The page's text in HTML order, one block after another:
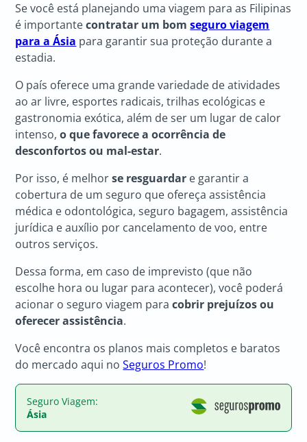
Se você está planejando uma viagem para as Filipinas
é importantecontratar um bomseguro viagem
para a Ásia para garantir sua proteção durante a
estadia.
O país oferece uma grande variedade de atividades
ao ar livre, esportes radicais, trilhas ecológicas e
gastronomia exótica, além de ser um lugar de calor
intenso,o que favorece a ocorrência de
desconfortos ou mal-estar.
Por isso, é melhorse resguardar e garantir a
cobertura de um seguro que ofereça assistência
médica e odontológica, seguro bagagem, assistência
jurídica e auxílio por cancelamento de voo, entre
outros serviços.
Dessa forma, em caso de imprevisto (que não
escolhe hora ou lugar para acontecer), você poderá
acionar o seguro viagem paracobrir prejuízos ou
oferecer assistência.
Você encontra os planos mais completos e baratos
do mercado aqui noSeguros Promo!
Seguro Viagem:
Ásia